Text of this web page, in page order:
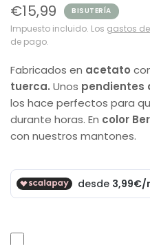
€15,99 BISUTERÍA
Impuesto incluido. Los gastos
de pago.
Fabricados en acetato
tuerca. Unos pendientes
los hace perfectos para
durante horas. En color
con nuestros mantones.